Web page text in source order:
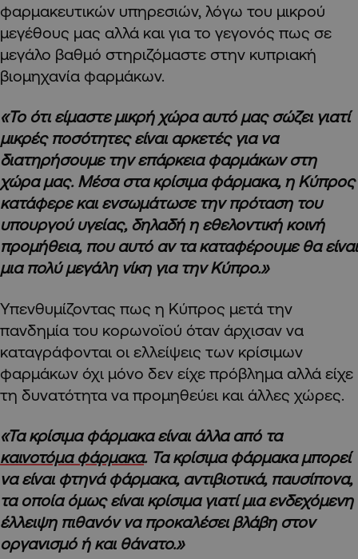
φαρμακευτικών υπηρεσιών, λόγω του μικρού
μεγέθους μας αλλά και για το γεγονός πως σε
μεγάλο βαθμό στηριζόμαστε στην κυπριακή
βιομηχανία φαρμάκων.
«To ότι είμαστε μικρή χώρα αυτό μας σώζει γιατί
μικρές ποσότητες είναι αρκετές για να
διατηρήσουμε την επάρκεια φαρμάκων στη
χώρα μας. Μέσα στα κρίσιμα φάρμακα, η Κύπρος
κατάφερε και ενσωμάτωσε την πρόταση του
υπουργού υγείας, δηλαδή η εθελοντική κοινή
προμήθεια, που αυτό αν τα καταφέρουμε θα είναι
μια πολύ μεγάλη νίκη για την Κύπρο.»
Υπενθυμίζοντας πως η Κύπρος μετά την
πανδημία του κορωνοϊού όταν άρχισαν να
καταγράφονται οι ελλείψεις των κρίσιμων
φαρμάκων όχι μόνο δεν είχε πρόβλημα αλλά είχε
τη δυνατότητα να προμηθεύει και άλλες χώρες.
«Τα κρίσιμα φάρμακα είναι άλλα από τα
καινοτόμα φάρμακα. Τα κρίσιμα φάρμακα μπορεί
να είναι φτηνά φάρμακα, αντιβιοτικά, παυσίπονα,
τα οποία όμως είναι κρίσιμα γιατί μια ενδεχόμενη
έλλειψη πιθανόν να προκαλέσει βλάβη στον
οργανισμό ή και θάνατο.»